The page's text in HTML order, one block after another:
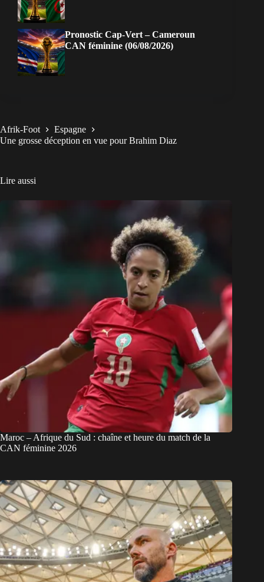
Pronostic Cap-Vert – Cameroun
CAN féminine (06/08/2026)
Afrik-Foot
Espagne
Une grosse déception en vue pour Brahim Diaz
Lire aussi
Maroc – Afrique du Sud : chaîne et heure du match de la
CAN féminine 2026